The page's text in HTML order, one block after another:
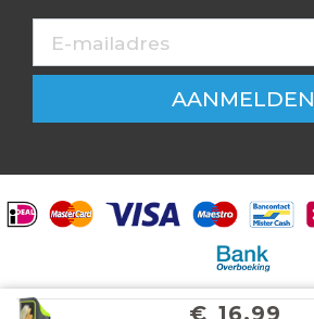
€ 16,99
AANMELDEN